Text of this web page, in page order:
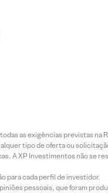
as exigências previstas
tipo de oferta ou
A XP Investimentos não se
para cada perfil de investidor.
pessoais, que foram